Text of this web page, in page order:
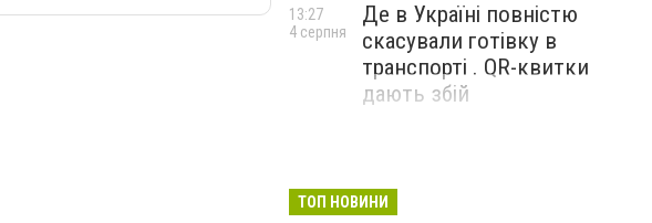
Де в Україні повністю
скасували готівку в
транспорті . QR-квитки
дають збій
13:27
4 серпня
ТОП НОВИНИ